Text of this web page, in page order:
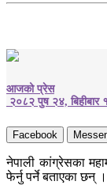
आजको प्रेस
२०८२ पुष २४, बिहीबार
Facebook
नेपाली कांग्रेसका
फेर्नु पर्ने बताएका छन् ।